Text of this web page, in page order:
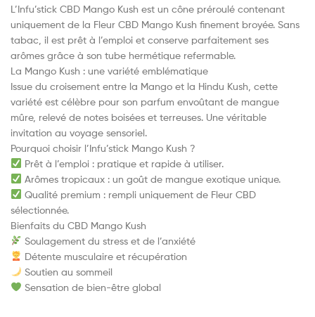
L’Infu’stick CBD Mango Kush est un cône préroulé contenant
uniquement de la Fleur CBD Mango Kush finement broyée. Sans
tabac, il est prêt à l’emploi et conserve parfaitement ses
arômes grâce à son tube hermétique refermable.
La Mango Kush : une variété emblématique
Issue du croisement entre la Mango et la Hindu Kush, cette
variété est célèbre pour son parfum envoûtant de mangue
mûre, relevé de notes boisées et terreuses. Une véritable
invitation au voyage sensoriel.
Pourquoi choisir l’Infu’stick Mango Kush ?
Prêt à l’emploi : pratique et rapide à utiliser.
Arômes tropicaux : un goût de mangue exotique unique.
Qualité premium : rempli uniquement de Fleur CBD
sélectionnée.
Bienfaits du CBD Mango Kush
Soulagement du stress et de l’anxiété
Détente musculaire et récupération
Soutien au sommeil
Sensation de bien-être global